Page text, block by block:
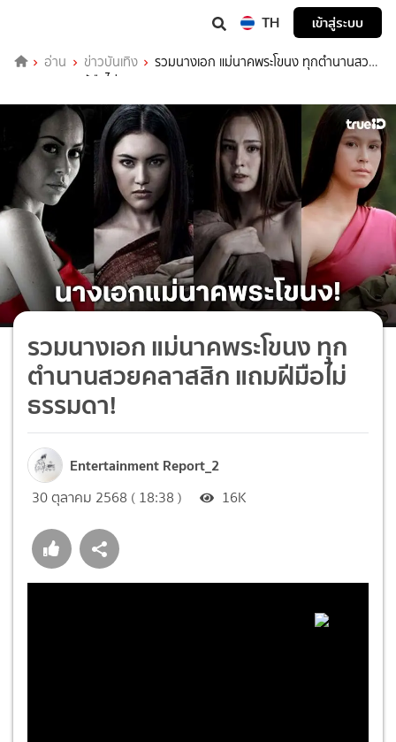
TH เข้าสู่ระบบ
อ่าน ข่าวบันเทิง
รวมนางเอก แม่นาคพระโขนง ทุกตำนานสวย
คลาสสิก แถมฝีมือไม่ธรรมดา!
รวมนางเอก แม่นาคพระโขนง ทุก
ตำนานสวยคลาสสิก แถมฝีมือไม่
ธรรมดา!
Entertainment Report_2
30 ตุลาคม 2568 ( 18:38 ) 16K